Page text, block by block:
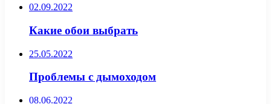
02.09.2022
Какие обои выбрать
25.05.2022
Проблемы с дымоходом
08.06.2022